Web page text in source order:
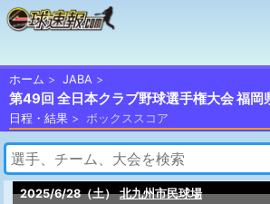
ホーム JABA
第49回 全日本クラブ野球選手権大会 福岡
日程・結果 ボックススコア
2025/6/28（土） 北九州市民球場